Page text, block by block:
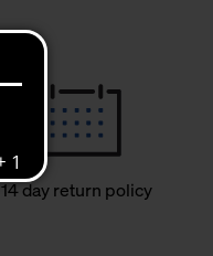
14 day return policy